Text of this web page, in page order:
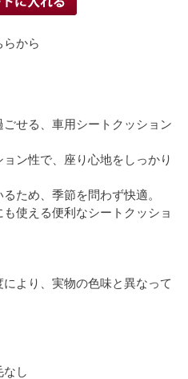
から
せる、車用シートクッション
ン性で、座り心地をしっかり
ため、季節を問わず快適。
使える便利なシートクッショ
より、実物の色味と異なって
なし